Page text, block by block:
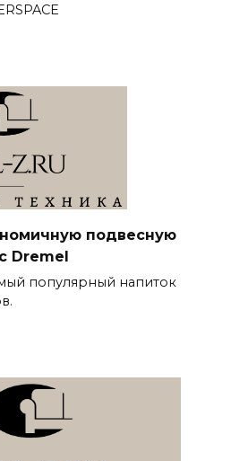
подвесную
Dremel
популярный напиток